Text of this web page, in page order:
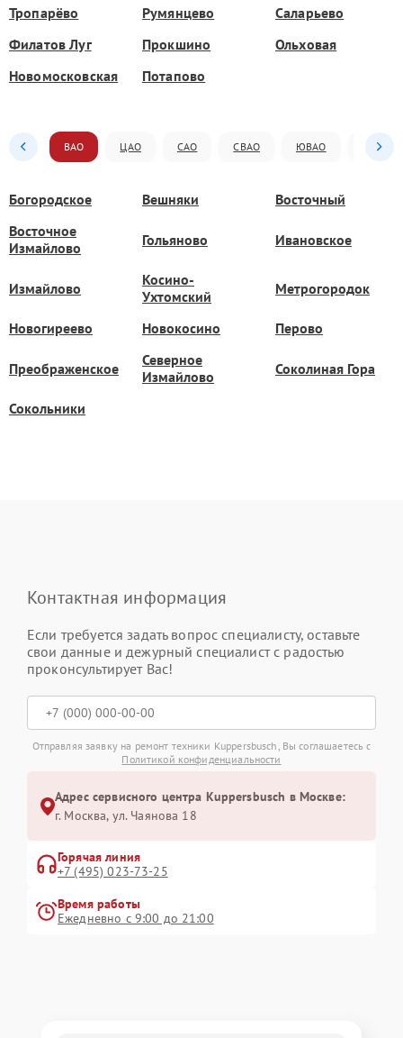
Тропарёво Румянцево
Саларьево
Филатов Луг
Прокшино
Ольховая
Новомосковская
Потапово
ВАО ЦАО САО СВАО ЮВАО ЮАО
Богородское Вешняки
Восточный
Восточное
Измайлово
Гольяново Ивановское
Измайлово
Косино-
Ухтомский
Метрогородок
Новогиреево Новокосино Перово
Преображенское
Северное
Измайлово
Соколиная Гора
Сокольники
Контактная информация
Если требуется задать вопрос специалисту, оставьте
свои данные и дежурный специалист с радостью
проконсультирует Вас!
Отправляя заявку на ремонт техники Kuppersbusch, Вы соглашаетесь с
Политикой конфиденциальности
Адрес сервисного центра Kuppersbusch в Москве:
г. Москва, ул. Чаянова 18
Горячая линия
+7 (495) 023-73-25
Время работы
Ежедневно с 9:00 до 21:00